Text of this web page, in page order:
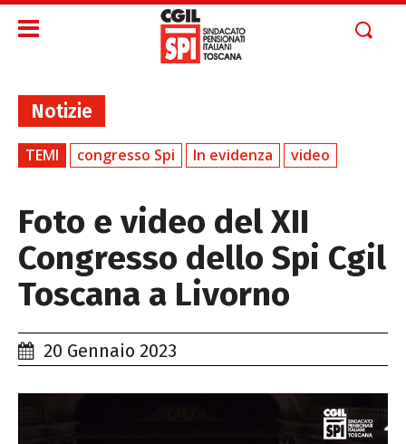
Notizie
TEMI congresso Spi In evidenza video
Foto e video del XII
Congresso dello Spi Cgil
Toscana a Livorno
20 Gennaio 2023